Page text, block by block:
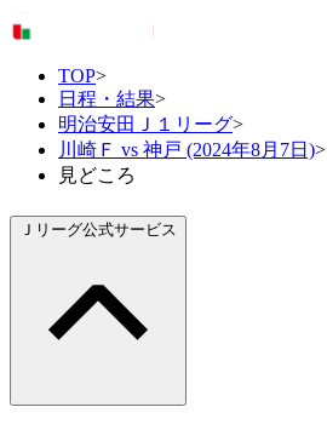
TOP>
日程・結果>
明治安田Ｊ１リーグ>
川崎Ｆ vs 神戸 (2024年8月7日)>
見どころ
Ｊリーグ公式サービス